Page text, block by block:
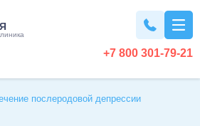
+7 800 301-79-21
послеродовой депрессии